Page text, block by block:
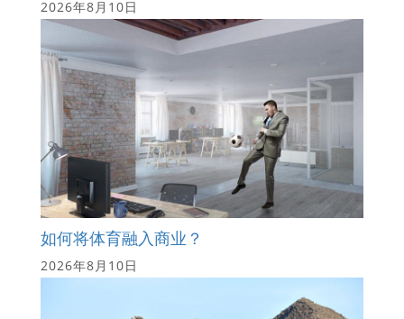
2026年8月10日
如何将体育融入商业？
2026年8月10日